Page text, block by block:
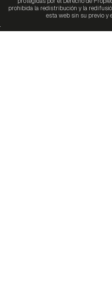
prohibida la redistribución y la
esta web sin su previo y